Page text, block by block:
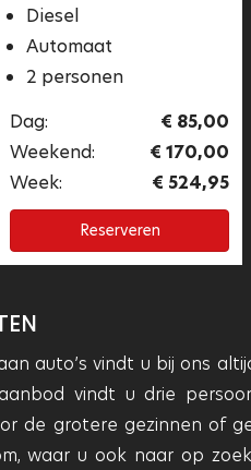
Diesel
Automaat
2 personen
Dag:
€ 85,00
Weekend:
€ 170,00
Week:
€ 524,95
Reserveren
auto’s vindt u bij ons
vindt u drie
de grotere gezinnen of
waar u ook naar op